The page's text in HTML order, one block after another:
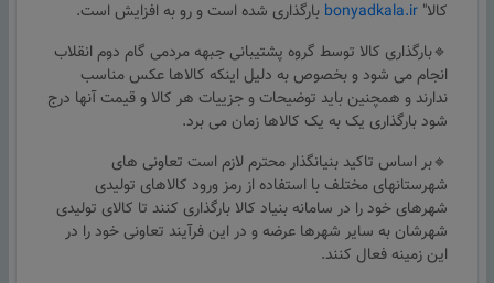
کالا"bonyadkala.ir بارگذاری شده است و رو به افزایش است.
🔹بارگذاری کالا توسط گروه پشتیبانی جبهه مردمی گام دوم انقلاب
انجام می شود و بخصوص به دلیل اینکه کالاها عکس مناسب
ندارند و همچنین باید توضیحات و جزییات هر کالا و قیمت آنها درج
شود بارگذاری یک به یک کالاها زمان می برد.
🔹بر اساس تاکید بنیانگذار محترم لازم است تعاونی های
شهرستانهای مختلف با استفاده از رمز ورود کالاهای تولیدی
شهرهای خود را در سامانه بنیاد کالا بارگذاری کنند تا کالای تولیدی
شهرشان به سایر شهرها عرضه و در این فرآیند تعاونی خود را در
این زمینه فعال کنند.